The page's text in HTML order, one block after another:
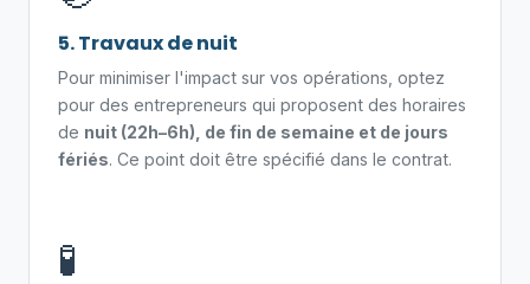
5. Travaux de nuit
Pour minimiser l'impact sur vos opérations, optez
pour des entrepreneurs qui proposent des horaires
de nuit (22h–6h), de fin de semaine et de jours
fériés. Ce point doit être spécifié dans le contrat.
🧪